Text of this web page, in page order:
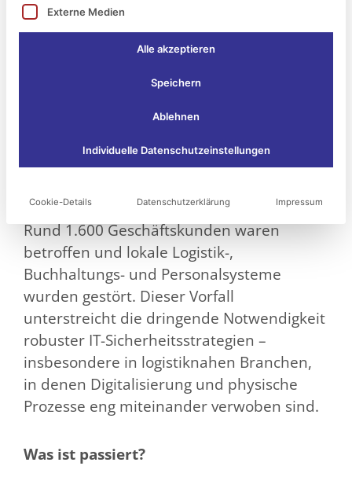
Die jüngsten Ereignisse rund um den
Cyberangriff auf Swiss Post Cargo
Deutschland zeigen einmal mehr, wie
Unternehmen im digitalen Zeitalter sind.
Rund 1.600 Geschäftskunden waren
betroffen und lokale Logistik-,
Buchhaltungs- und Personalsysteme
wurden gestört. Dieser Vorfall
unterstreicht die dringende Notwendigkeit
robuster IT-Sicherheitsstrategien –
insbesondere in logistiknahen Branchen,
in denen Digitalisierung und physische
Prozesse eng miteinander verwoben sind.
Was ist passiert?
Externe Medien
Alle akzeptieren
Speichern
Ablehnen
Individuelle Datenschutzeinstellungen
Cookie-Details Datenschutzerklärung Impressum